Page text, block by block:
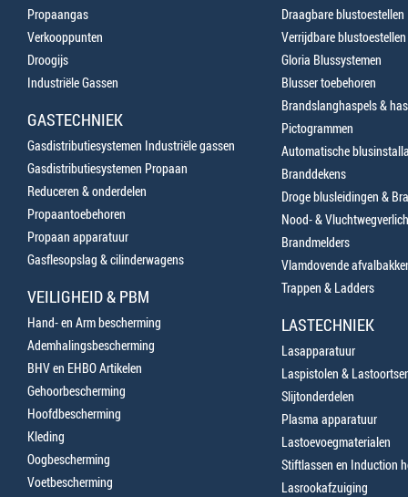
Propaangas
Verkooppunten
Droogijs
Industriële Gassen
GASTECHNIEK
Gasdistributiesystemen Industriële gassen
Gasdistributiesystemen Propaan
Reduceren & onderdelen
Propaantoebehoren
Propaan apparatuur
Gasflesopslag & cilinderwagens
VEILIGHEID & PBM
Hand- en Arm bescherming
Ademhalingsbescherming
BHV en EHBO Artikelen
Gehoorbescherming
Hoofdbescherming
Kleding
Oogbescherming
Voetbescherming
Draagbare blustoestellen
Verrijdbare blustoestellen
Gloria Blussystemen
Blusser toebehoren
Brandslanghaspels &
Pictogrammen
Automatische
Branddekens
Droge blusleidingen &
Nood- &
Brandmelders
Vlamdovende
Trappen & Ladders
LASTECHNIEK
Lasapparatuur
Laspistolen &
Slijtonderdelen
Plasma apparatuur
Lastoevoegmaterialen
Stiftlassen en Induction
Lasrookafzuiging